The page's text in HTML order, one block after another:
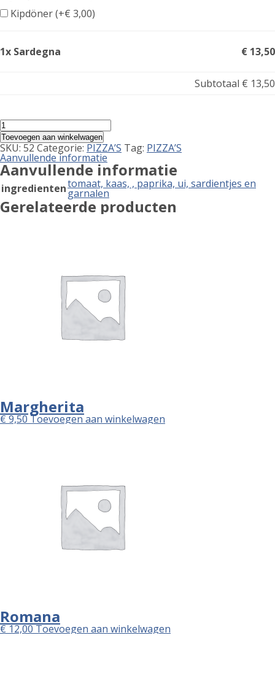
Kipdöner (+€ 3,00)
1x Sardegna € 13,50
Subtotaal € 13,50
Sardegna
aantal
Toevoegen aan winkelwagen
SKU: 52 Categorie: PIZZA’S Tag: PIZZA’S
Aanvullende informatie
Aanvullende informatie
ingrediententomaat, kaas, , paprika, ui, sardientjes en
garnalen
Gerelateerde producten
Margherita
€9,50Toevoegen aan winkelwagen
Romana
€12,00Toevoegen aan winkelwagen